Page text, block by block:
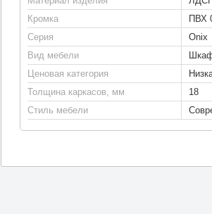
Кромка
ПВХ
Серия
Onix
Вид мебели
Ценовая категория
Толщина каркасов, мм
18
Стиль мебели